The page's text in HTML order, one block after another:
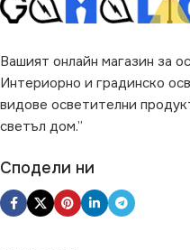
Вашият онлайн магазин за
Интериорно и градинско
видове осветителни
светъл дом.”
Сподели ни